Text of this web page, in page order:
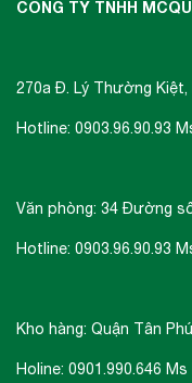
CÔNG TY TNHH
270a Đ. Lý Thường Kiệt,
Hotline: 0903.96.90.93
Văn phòng: 34 Đường
Hotline: 0903.96.90.93
Kho hàng: Quận Tân
Holine: 0901.990.646